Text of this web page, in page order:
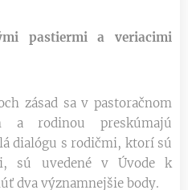
pastiermi a veriacimi
zásad sa v pastoračnom
a rodinou preskúmajú
dialógu s rodičmi, ktorí sú
sú uvedené v Úvode k
dva významnejšie body.